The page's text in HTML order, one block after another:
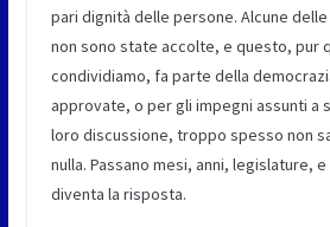
pari dignità delle persone. Alcune
non sono state accolte, e questo, pur
condividiamo, fa parte della
approvate, o per gli impegni assunti a
loro discussione, troppo spesso non
nulla. Passano mesi, anni, legislature,
diventa la risposta.